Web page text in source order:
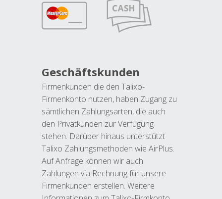
Geschäftskunden
Firmenkunden die den Talixo-
Firmenkonto nutzen, haben Zugang zu
sämtlichen Zahlungsarten, die auch
den Privatkunden zur Verfügung
stehen. Darüber hinaus unterstützt
Talixo Zahlungsmethoden wie AirPlus.
Auf Anfrage können wir auch
Zahlungen via Rechnung für unsere
Firmenkunden erstellen. Weitere